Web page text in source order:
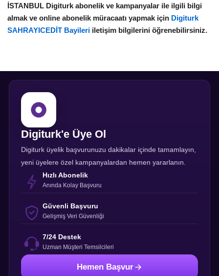
İSTANBUL Digiturk abonelik ve kampanyalar ile ilgili bilgi
almak ve online abonelik müracaatı yapmak için Digiturk
SAHRAYICEDİT Bayileri iletişim bilgilerini öğrenebilirsiniz.
Digiturk'e Üye Ol
Digiturk üyelik başvurunuzu dakikalar içinde tamamlayın,
yeni üyelere özel kampanyalardan hemen yararlanın.
Hızlı Abonelik
Anında Kolay Başvuru
Güvenli Başvuru
Gelişmiş Veri Güvenliği
7/24 Destek
Uzman Müşteri Temsilcileri
Hemen Başvur